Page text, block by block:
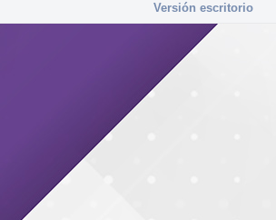
Versión escritorio